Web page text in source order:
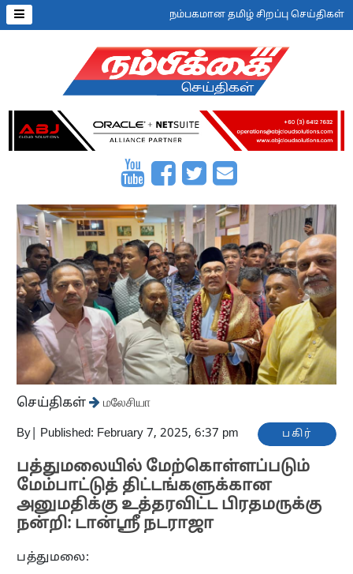
நம்பகமான தமிழ் சிறப்பு செய்திகள்
செய்திகள் மலேசியா
By Published: February 7, 2025, 6:37 pm பகிர்
பத்துமலையில் மேற்கொள்ளப்படும்
மேம்பாட்டுத் திட்டங்களுக்கான
அனுமதிக்கு உத்தரவிட்ட பிரதமருக்கு
நன்றி: டான்ஸ்ரீ நடராஜா
பத்துமலை: